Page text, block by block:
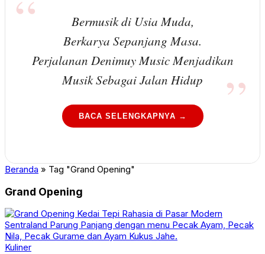
Bermusik di Usia Muda,
Berkarya Sepanjang Masa.
Perjalanan Denimuy Music Menjadikan
Musik Sebagai Jalan Hidup
BACA SELENGKAPNYA →
Beranda » Tag "Grand Opening"
Grand Opening
Kuliner